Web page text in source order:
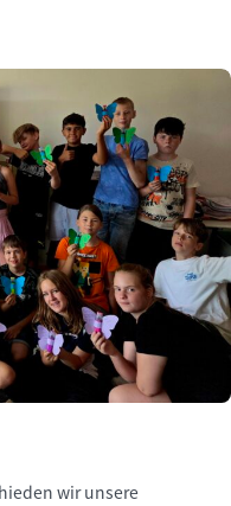
wir unsere